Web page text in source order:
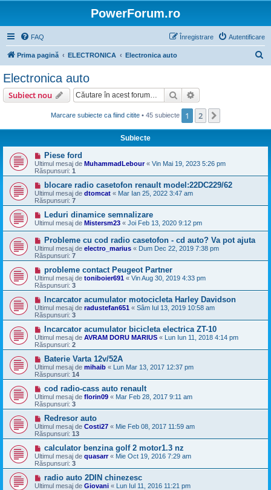
PowerForum.ro
FAQ Autentificare
Înregistrare
Prima pagină ELECTRONICA Electronica auto
Electronica auto
Subiect nou Căutare
Marcare subiecte ca fiind citite • 45 subiecte 1 2
Subiecte
Piese ford
Ultimul mesaj de MuhammadLebour« Vin Mai 19, 2023 5:26 pm
Răspunsuri: 1
blocare radio casetofon renault model:22DC229/62
Ultimul mesaj de dtomcat « Mar Ian 25, 2022 3:47 am
Răspunsuri: 7
Leduri dinamice semnalizare
Ultimul mesaj de Mistersm23 « Joi Feb 13, 2020 9:12 pm
Probleme cu cod radio casetofon - cd auto? Va pot ajuta
Ultimul mesaj de electro_marius « Dum Dec 22, 2019 7:38 pm
Răspunsuri: 7
probleme contact Peugeot Partner
Ultimul mesaj de toniboier691 « Vin Aug 30, 2019 4:33 pm
Răspunsuri: 3
Incarcator acumulator motocicleta Harley Davidson
Ultimul mesaj de radustefan651 « Sâm Iul 13, 2019 10:58 am
Răspunsuri: 3
Incarcator acumulator bicicleta electrica ZT-10
Ultimul mesaj de AVRAM DORU MARIUS « Lun Iun 11, 2018 4:14 pm
Răspunsuri: 2
Baterie Varta 12v/52A
Ultimul mesaj de mihaib « Lun Mar 13, 2017 12:37 pm
Răspunsuri: 14
cod radio-cass auto renault
Ultimul mesaj de florin09 « Mar Feb 28, 2017 9:11 am
Răspunsuri: 3
Redresor auto
Ultimul mesaj de Costi27 « Mie Feb 08, 2017 11:59 am
Răspunsuri: 13
calculator benzina golf 2 motor1.3 nz
Ultimul mesaj de quasarr« Mie Oct 19, 2016 7:29 am
Răspunsuri: 3
radio auto 2DIN chinezesc
Ultimul mesaj de Giovani « Lun Iul 11, 2016 11:21 pm